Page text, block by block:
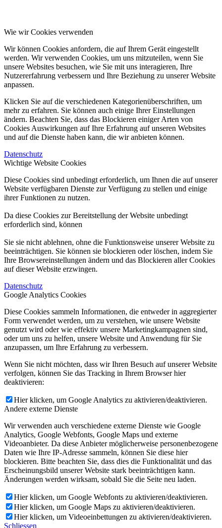
Wie wir Cookies verwenden
Wir können Cookies anfordern, die auf Ihrem Gerät eingestellt
werden. Wir verwenden Cookies, um uns mitzuteilen, wenn Sie
unsere Websites besuchen, wie Sie mit uns interagieren, Ihre
Nutzererfahrung verbessern und Ihre Beziehung zu unserer Website
anpassen.
Klicken Sie auf die verschiedenen Kategorienüberschriften, um
mehr zu erfahren. Sie können auch einige Ihrer Einstellungen
ändern. Beachten Sie, dass das Blockieren einiger Arten von
Cookies Auswirkungen auf Ihre Erfahrung auf unseren Websites
und auf die Dienste haben kann, die wir anbieten können.
Datenschutz
Wichtige Website Cookies
Diese Cookies sind unbedingt erforderlich, um Ihnen die auf unserer
Website verfügbaren Dienste zur Verfügung zu stellen und einige
ihrer Funktionen zu nutzen.
Da diese Cookies zur Bereitstellung der Website unbedingt
erforderlich sind, können
Sie sie nicht ablehnen, ohne die Funktionsweise unserer Website zu
beeinträchtigen. Sie können sie blockieren oder löschen, indem Sie
Ihre Browsereinstellungen ändern und das Blockieren aller Cookies
auf dieser Website erzwingen.
Datenschutz
Google Analytics Cookies
Diese Cookies sammeln Informationen, die entweder in aggregierter
Form verwendet werden, um zu verstehen, wie unsere Website
genutzt wird oder wie effektiv unsere Marketingkampagnen sind,
oder um uns zu helfen, unsere Website und Anwendung für Sie
anzupassen, um Ihre Erfahrung zu verbessern.
Wenn Sie nicht möchten, dass wir Ihren Besuch auf unserer Website
verfolgen, können Sie das Tracking in Ihrem Browser hier
deaktivieren:
Hier klicken, um Google Analytics zu aktivieren/deaktivieren.
Andere externe Dienste
Wir verwenden auch verschiedene externe Dienste wie Google
Analytics, Google Webfonts, Google Maps und externe
Videoanbieter. Da diese Anbieter möglicherweise personenbezogene
Daten wie Ihre IP-Adresse sammeln, können Sie diese hier
blockieren. Bitte beachten Sie, dass dies die Funktionalität und das
Erscheinungsbild unserer Website stark beeinträchtigen kann.
Änderungen werden wirksam, sobald Sie die Seite neu laden.
Hier klicken, um Google Webfonts zu aktivieren/deaktivieren.
Hier klicken, um Google Maps zu aktivieren/deaktivieren.
Hier klicken, um Videoeinbettungen zu aktivieren/deaktivieren.
Schliessen